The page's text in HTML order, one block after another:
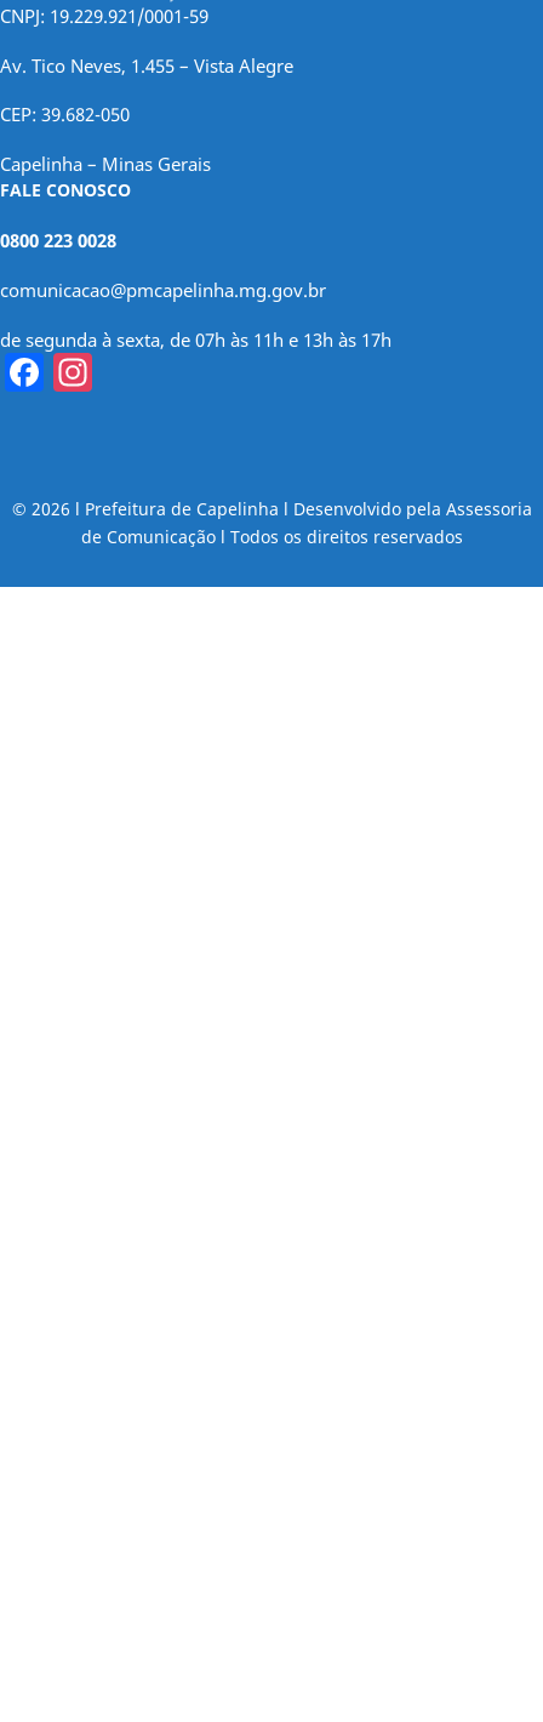
CNPJ: 19.229.921/0001-59
Av. Tico Neves, 1.455 – Vista Alegre
CEP: 39.682-050
Capelinha – Minas Gerais
FALE CONOSCO
0800 223 0028
comunicacao@pmcapelinha.mg.gov.br
de segunda à sexta, de 07h às 11h e 13h às 17h
Facebook
© 2026 l Prefeitura de Capelinha l Desenvolvido pela Assessoria
de Comunicação l Todos os direitos reservados